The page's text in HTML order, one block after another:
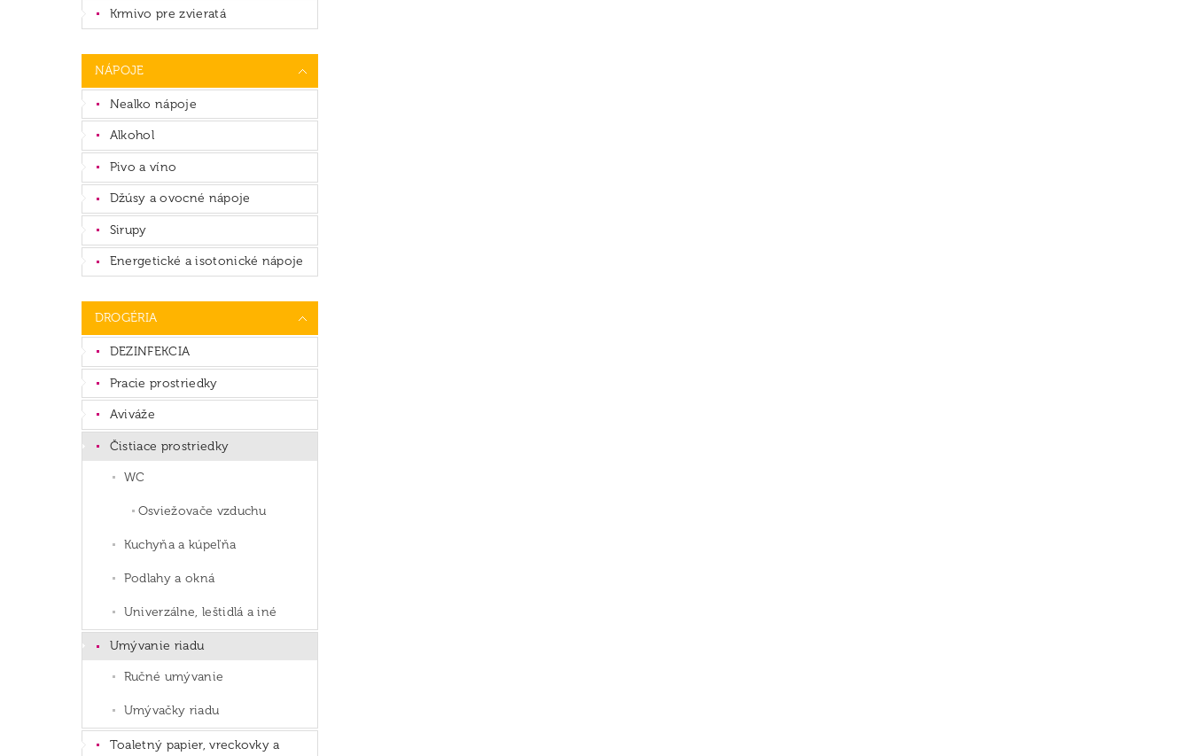
Krmivo pre zvieratá
NÁPOJE
Nealko nápoje
Alkohol
Pivo a víno
Džúsy a ovocné nápoje
Sirupy
Energetické a isotonické nápoje
DROGÉRIA
DEZINFEKCIA
Pracie prostriedky
Aviváže
Čistiace prostriedky
WC
Osviežovače vzduchu
Kuchyňa a kúpeľňa
Podlahy a okná
Univerzálne, leštidlá a iné
Umývanie riadu
Ručné umývanie
Umývačky riadu
Toaletný papier, vreckovky a